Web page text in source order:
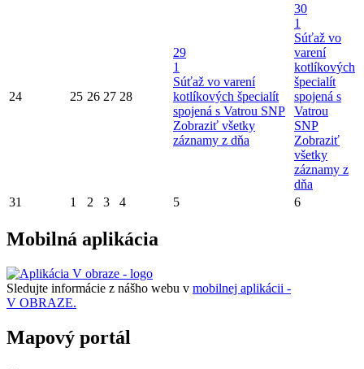
24 25 26 27 28
29
1
Súťaž vo varení
kotlíkových špecialít
spojená s Vatrou SNP
Zobraziť všetky
záznamy z dňa
30
1
Súťaž vo
varení
kotlíkových
špecialít
spojená s
Vatrou
SNP
Zobraziť
všetky
záznamy z
dňa
31
1 2 3 4 5 6
Mobilná aplikácia
Sledujte informácie z nášho webu v mobilnej aplikácii -
V OBRAZE.
Mapový portál